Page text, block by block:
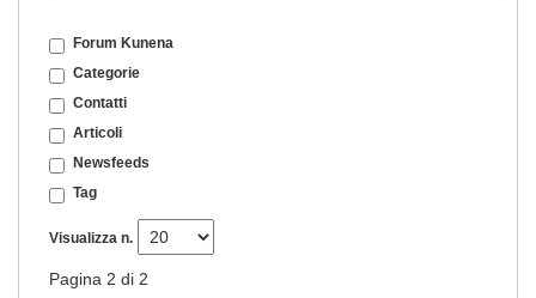
Forum Kunena
Categorie
Contatti
Articoli
Newsfeeds
Tag
Visualizza n.
Pagina 2 di 2